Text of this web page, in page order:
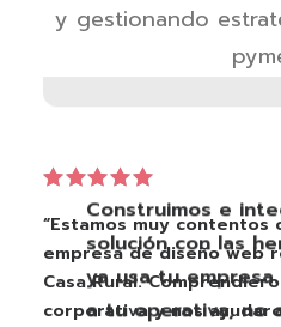
La puesta en
las
Construimos e
solución con las
ya usa tu
a tu operativa, no
y gestionando
“Estamos muy
empresa de diseño web
Casa Rural.
corporativa y nos